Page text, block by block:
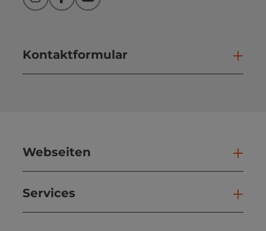
InstagramFacebookYouTube
Kontaktformular
Webseiten
Services